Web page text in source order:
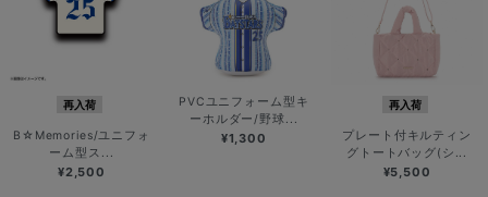
再入荷
B☆Memories/ユニフォ
ーム型ス...
¥2,500
PVCユニフォーム型キ
ーホルダー/野球...
¥1,300
再入荷
プレート付キルティン
グトートバッグ(シ...
¥5,500